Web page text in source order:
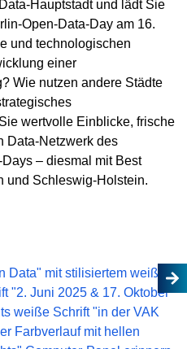
Hauptstadt und lädt Sie
Open-Data-Day am 16.
und technologischen
einer
Wie nutzen andere Städte
wertvolle Einblicke, frische
Data-Netzwerk des
– diesmal mit Best
und Schleswig-Holstein.